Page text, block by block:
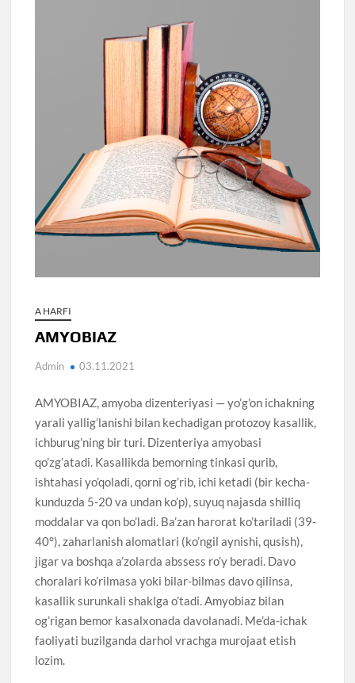
A HARFI
AMYOBIAZ
Admin 03.11.2021
AMYOBIAZ, amyoba dizenteriyasi — yo’g’on ichakning
yarali yallig’lanishi bilan kechadigan protozoy kasallik,
ichburug’ning bir turi. Dizenteriya amyobasi
qo’zg’atadi. Kasallikda bemorning tinkasi qurib,
ishtahasi yo’qoladi, qorni og’rib, ichi ketadi (bir kecha-
kunduzda 5-20 va undan ko’p), suyuq najasda shilliq
moddalar va qon bo’ladi. Ba’zan harorat ko’tariladi (39-
40°), zaharlanish alomatlari (ko’ngil aynishi, qusish),
jigar va boshqa a’zolarda abssess ro’y beradi. Davo
choralari ko’rilmasa yoki bilar-bilmas davo qilinsa,
kasallik surunkali shaklga o’tadi. Amyobiaz bilan
og’rigan bemor kasalxonada davolanadi. Me’da-ichak
faoliyati buzilganda darhol vrachga murojaat etish
lozim.